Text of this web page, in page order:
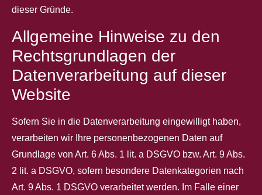
dieser Gründe.
Allgemeine Hinweise zu den
Rechtsgrundlagen der
Datenverarbeitung auf dieser
Website
Sofern Sie in die Datenverarbeitung eingewilligt haben,
verarbeiten wir Ihre personenbezogenen Daten auf
Grundlage von Art. 6 Abs. 1 lit. a DSGVO bzw. Art. 9 Abs.
2 lit. a DSGVO, sofern besondere Datenkategorien nach
Art. 9 Abs. 1 DSGVO verarbeitet werden. Im Falle einer